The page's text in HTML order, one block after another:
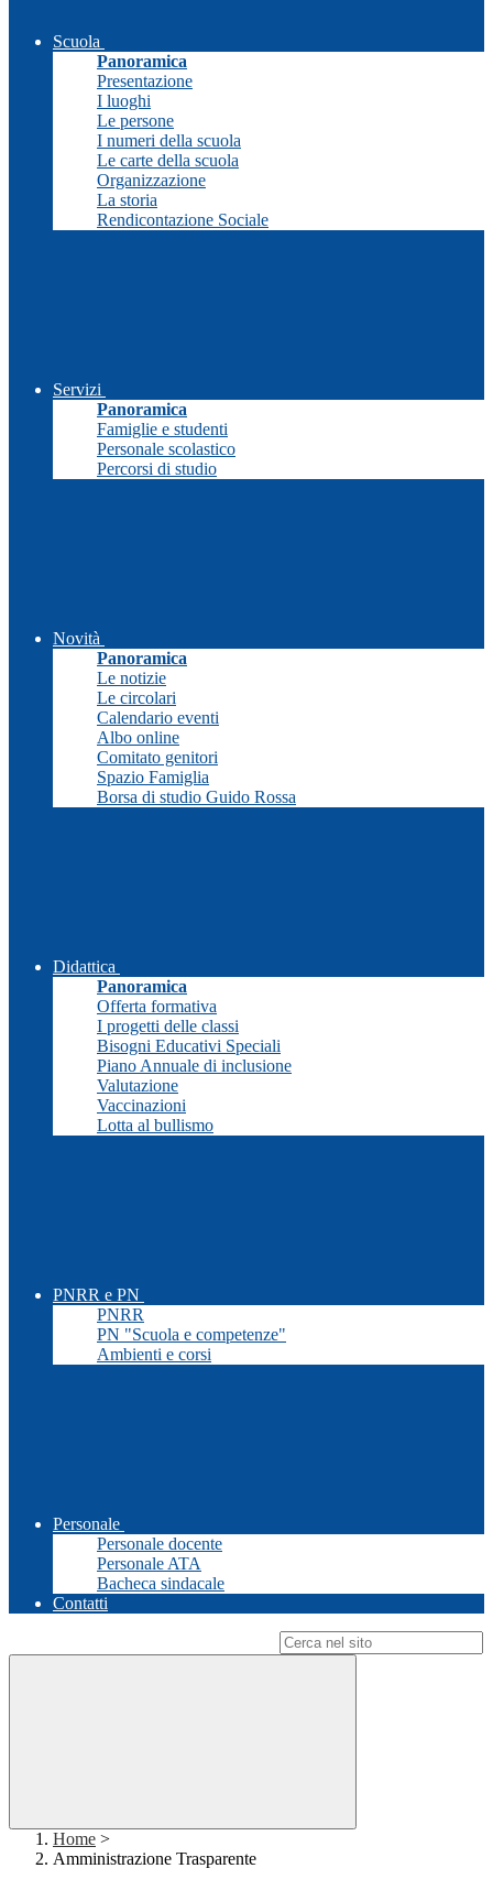
Scuola
Panoramica
Presentazione
I luoghi
Le persone
I numeri della scuola
Le carte della scuola
Organizzazione
La storia
Rendicontazione Sociale
Servizi
Panoramica
Famiglie e studenti
Personale scolastico
Percorsi di studio
Novità
Panoramica
Le notizie
Le circolari
Calendario eventi
Albo online
Comitato genitori
Spazio Famiglia
Borsa di studio Guido Rossa
Didattica
Panoramica
Offerta formativa
I progetti delle classi
Bisogni Educativi Speciali
Piano Annuale di inclusione
Valutazione
Vaccinazioni
Lotta al bullismo
PNRR e PN
PNRR
PN "Scuola e competenze"
Ambienti e corsi
Personale
Personale docente
Personale ATA
Bacheca sindacale
Contatti
Home >
Amministrazione Trasparente